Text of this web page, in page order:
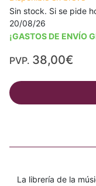
Sin stock. Si se pide
20/08/26
¡GASTOS DE ENVÍO
PVP. 38,00€
La librería de la